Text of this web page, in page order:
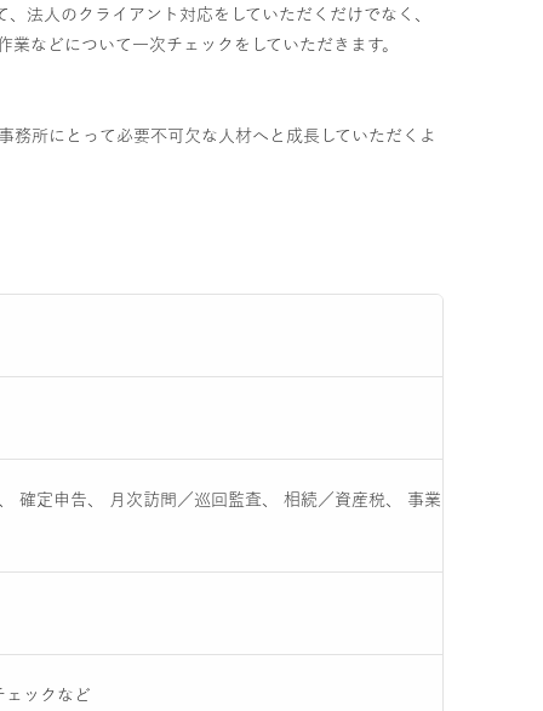
法人のクライアント対応をしていただくだけでなく、
などについて一次チェックをしていただきます。
所にとって必要不可欠な人材へと成長していただくよ
確定申告、 月次訪問／巡回監査、 相続／資産税、 事業
ェックなど